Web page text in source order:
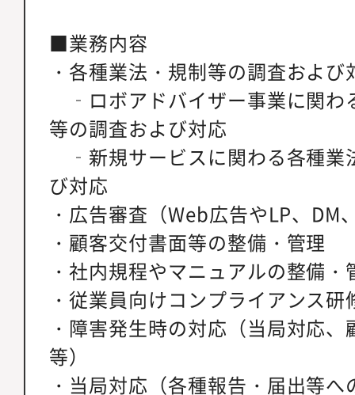
■業務内容
・各種業法・規制等の調査および
‐ロボアドバイザー事業に関わ
等の調査および対応
‐新規サービスに関わる各種業
び対応
・広告審査（Web広告やLP、DM
・顧客交付書面等の整備・管理
・社内規程やマニュアルの整備・
・従業員向けコンプライアンス
・障害発生時の対応（当局対応
等）
・当局対応（各種報告・届出等